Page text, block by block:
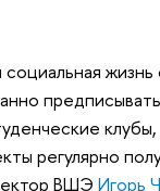
регулярно
ВШЭ Игорь